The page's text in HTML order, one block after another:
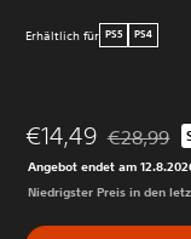
Erhältlich für PS5 PS4
€14,49 €28,99
Angebot endet am
Niedrigster Preis in den